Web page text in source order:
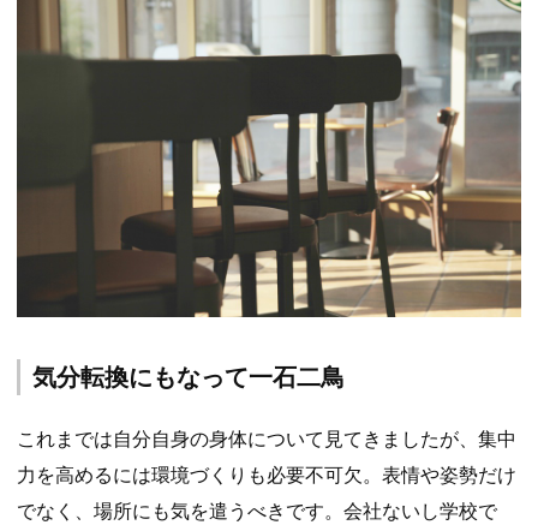
気分転換にもなって一石二鳥
これまでは自分自身の身体について見てきましたが、集中
力を高めるには環境づくりも必要不可欠。表情や姿勢だけ
でなく、場所にも気を遣うべきです。会社ないし学校で